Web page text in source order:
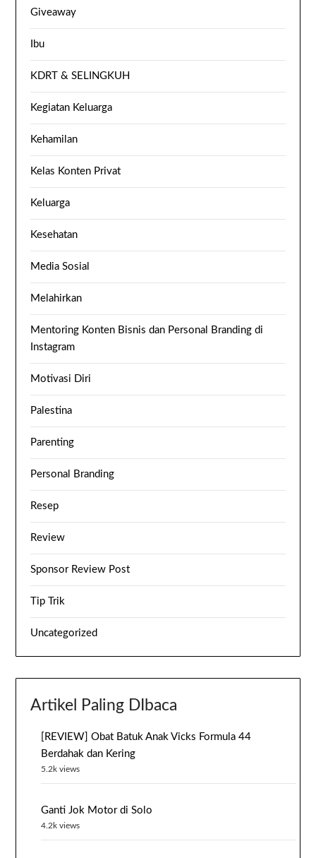
Giveaway
Ibu
KDRT & SELINGKUH
Kegiatan Keluarga
Kehamilan
Kelas Konten Privat
Keluarga
Kesehatan
Media Sosial
Melahirkan
Mentoring Konten Bisnis dan Personal Branding di
Instagram
Motivasi Diri
Palestina
Parenting
Personal Branding
Resep
Review
Sponsor Review Post
Tip Trik
Uncategorized
Artikel Paling DIbaca
[REVIEW] Obat Batuk Anak Vicks Formula 44
Berdahak dan Kering
5.2k views
Ganti Jok Motor di Solo
4.2k views